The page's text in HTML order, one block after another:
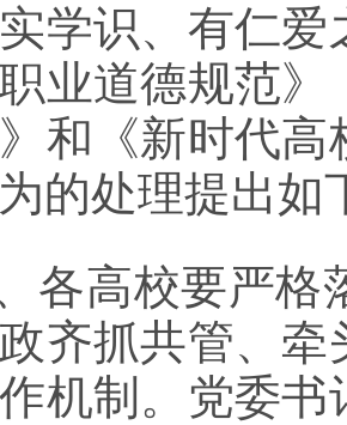
学识、有仁
业道德规范
和《新时代
的处理提出如
高校要严格落
齐抓共管、
机制。党委